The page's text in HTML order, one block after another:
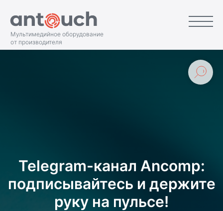
Мультимедийное оборудование
от производителя
Telegram-канал Ancomp:
подписывайтесь и держите
руку на пульсе!